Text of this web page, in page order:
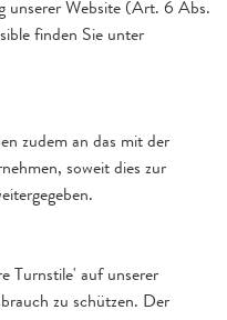
unserer Website (Art. 6 Abs.
finden Sie unter
zudem an das mit der
soweit dies zur
Turnstile' auf unserer
zu schützen. Der